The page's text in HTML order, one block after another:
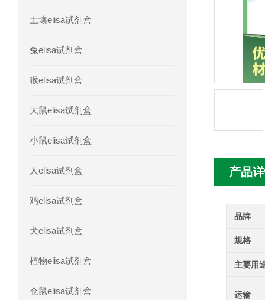
人囊尾蚴病抗体(CC Ab)elisa试剂盒免
人胰腺衍生因子(PANDER)elisa试剂盒
人髓系细胞触发受体-1(TREM-1)elisa
土壤elisa试剂盒
兔elisa试剂盒
猴elisa试剂盒
大鼠elisa试剂盒
小鼠elisa试剂盒
人elisa试剂盒
鸡elisa试剂盒
犬elisa试剂盒
植物elisa试剂盒
仓鼠elisa试剂盒
产品
品牌
规格
主要用
运输